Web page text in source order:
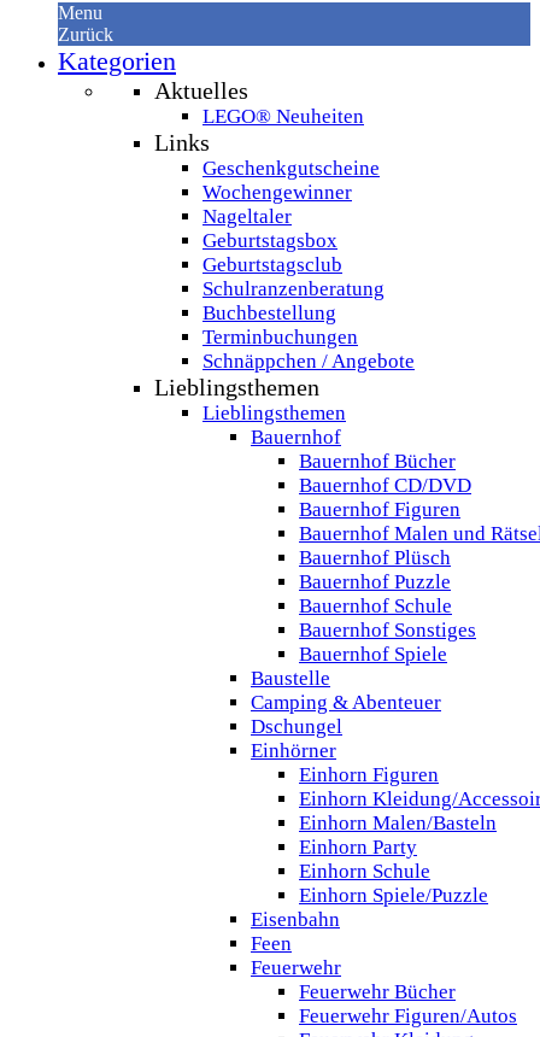
Menu
Zurück
Kategorien
Aktuelles
LEGO® Neuheiten
Links
Geschenkgutscheine
Wochengewinner
Nageltaler
Geburtstagsbox
Geburtstagsclub
Schulranzenberatung
Buchbestellung
Terminbuchungen
Schnäppchen / Angebote
Lieblingsthemen
Lieblingsthemen
Bauernhof
Bauernhof Bücher
Bauernhof CD/DVD
Bauernhof Figuren
Bauernhof Malen und
Bauernhof Plüsch
Bauernhof Puzzle
Bauernhof Schule
Bauernhof Sonstiges
Bauernhof Spiele
Baustelle
Camping & Abenteuer
Dschungel
Einhörner
Einhorn Figuren
Einhorn Kleidung/
Einhorn Malen/Basteln
Einhorn Party
Einhorn Schule
Einhorn Spiele/Puzzle
Eisenbahn
Feen
Feuerwehr
Feuerwehr Bücher
Feuerwehr Figuren/Autos